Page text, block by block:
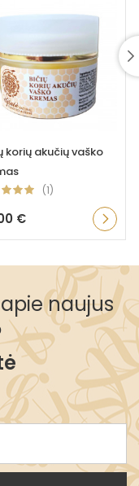
korių akučių vaško
(1)
€
naujus